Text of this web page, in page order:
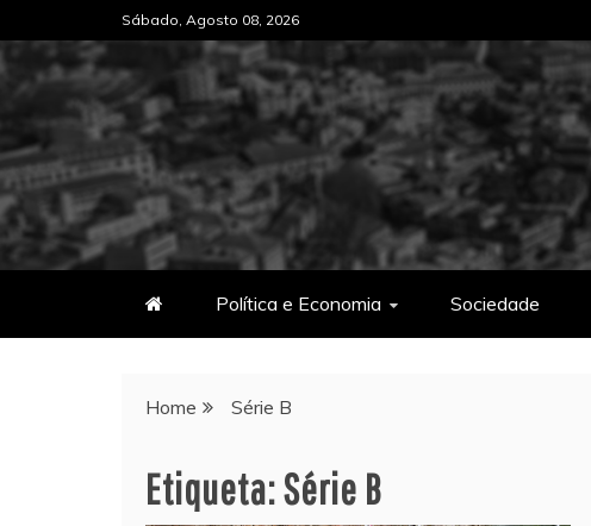
to
content
Sábado, Agosto 08, 2026
Política e Economia Sociedade
Home Série B
Etiqueta:Série B